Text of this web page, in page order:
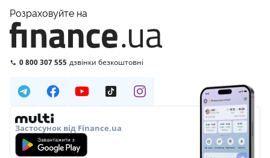
Розраховуйте на
0 800 307 555 дзвінки безкоштовні
Застосунок від Finance.ua